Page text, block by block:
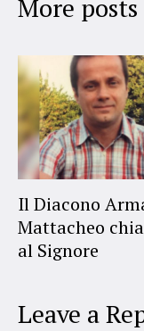
More posts
Il Diacono
Mattacheo
al Signore
Leave a